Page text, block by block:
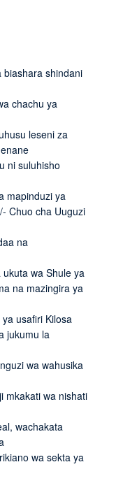
biashara shindani
chachu ya
leseni za
ni suluhisho
mapinduzi ya
Chuo cha Uuguzi
na
wa Shule ya
na mazingira ya
usafiri Kilosa
jukumu la
wa wahusika
mkakati wa nishati
wachakata
wa sekta ya